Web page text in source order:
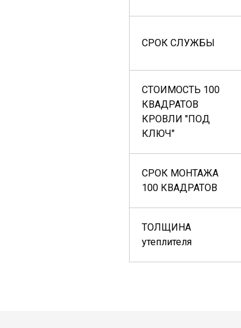
СРОК СЛУЖБЫ
СТОИМОСТЬ 100
КВАДРАТОВ
КРОВЛИ "ПОД
КЛЮЧ"
СРОК МОНТАЖА
100 КВАДРАТОВ
ТОЛЩИНА
утеплителя